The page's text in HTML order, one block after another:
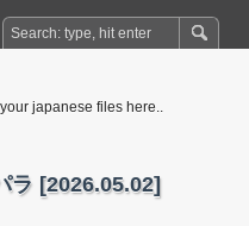
japanese files here..
ラ [2026.05.02]